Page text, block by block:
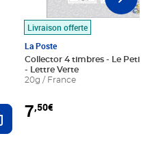
Ajouter au panier
Livraison offerte
La Poste
Collector 4 timbres - Le Petit
- Lettre Verte
20g / France
7,50€